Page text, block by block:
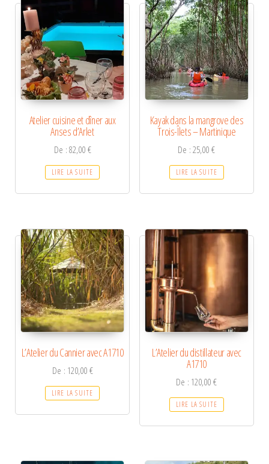
Atelier cuisine et dîner aux
Anses d’Arlet
De :82,00€
LIRE LA SUITE
Kayak dans la mangrove des
Trois-Îlets – Martinique
De :25,00€
LIRE LA SUITE
L’Atelier du Cannier avec A1710
De : 120,00€
LIRE LA SUITE
L’Atelier du distillateur avec
A1710
De : 120,00€
LIRE LA SUITE